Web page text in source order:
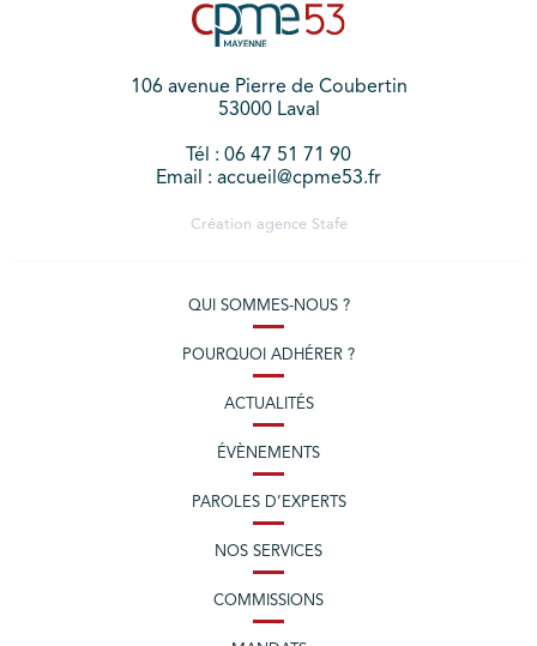
106 avenue Pierre de Coubertin
53000 Laval
Tél : 06 47 51 71 90
Email : accueil@cpme53.fr
Création agence Stafe
QUI SOMMES-NOUS ?
POURQUOI ADHÉRER ?
ACTUALITÉS
ÉVÈNEMENTS
PAROLES D’EXPERTS
NOS SERVICES
COMMISSIONS